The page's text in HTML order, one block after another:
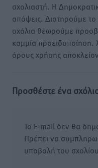
σχολιαστή. Η
απόψεις. Διατηρούμε
σχόλια θεωρούμε
καμμία
όρους χρήσης
Προσθέστε ένα
Το E-mail δεν θα
Πρέπει να
υποβολή του